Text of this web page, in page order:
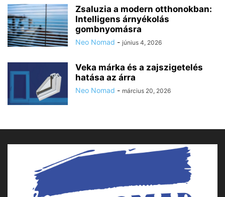
Zsaluzia a modern otthonokban:
Intelligens árnyékolás
gombnyomásra
Neo Nomad - június 4, 2026
Veka márka és a zajszigetelés
hatása az árra
Neo Nomad - március 20, 2026